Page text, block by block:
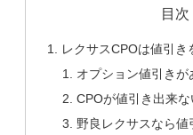
目次
レクサスCPOは値引き
オプション値引きが
CPOが値引き出来
野良レクサスなら値